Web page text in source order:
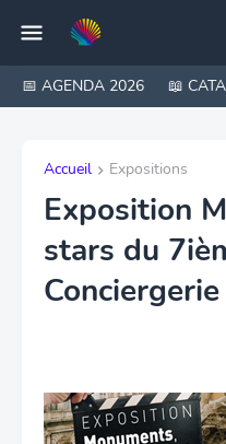
📅 AGENDA 2026 📖
Accueil Expositions
Exposition
stars du
Conciergerie